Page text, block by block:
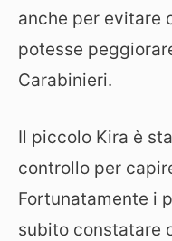
anche per evitare
potesse
Carabinieri.
Il piccolo Kira è
controllo per
Fortunatamente i
subito constatare